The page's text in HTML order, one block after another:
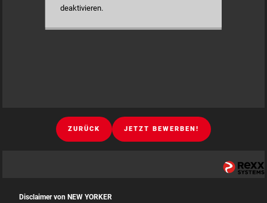
deaktivieren.
ZURÜCK JETZT BEWERBEN!
Disclaimer von NEW YORKER